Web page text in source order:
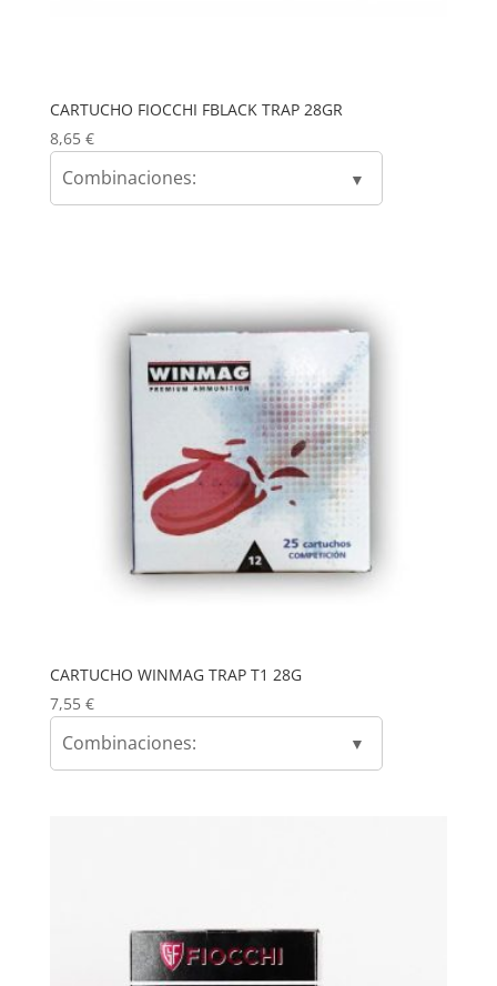
CARTUCHO FIOCCHI FBLACK TRAP 28GR
8,65 €
Combinaciones:
CARTUCHO WINMAG TRAP T1 28G
7,55 €
Combinaciones: